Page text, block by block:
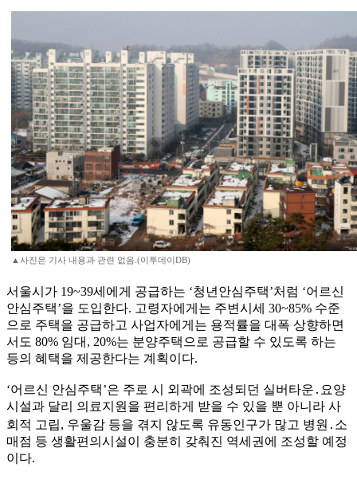
▲사진은 기사 내용과 관련 없음.(이투데이DB)
서울시가 19~39세에게 공급하는 ‘청년안심주택’처럼 ‘어르신
안심주택’을 도입한다. 고령자에게는 주변시세 30~85% 수준
으로 주택을 공급하고 사업자에게는 용적률을 대폭 상향하면
서도 80% 임대, 20%는 분양주택으로 공급할 수 있도록 하는
등의 혜택을 제공한다는 계획이다.
‘어르신 안심주택’은 주로 시 외곽에 조성되던 실버타운․요양
시설과 달리 의료지원을 편리하게 받을 수 있을 뿐 아니라 사
회적 고립, 우울감 등을 겪지 않도록 유동인구가 많고 병원․소
매점 등 생활편의시설이 충분히 갖춰진 역세권에 조성할 예정
이다.